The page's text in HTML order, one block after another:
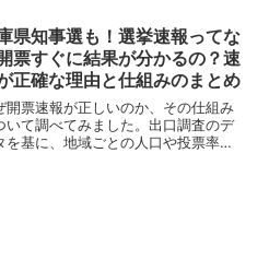
県知事選も！選挙速報ってな
票すぐに結果が分かるの？速
正確な理由と仕組みのまとめ
開票速報が正しいのか、その仕組み
いて調べてみました。出口調査のデ
を基に、地域ごとの人口や投票率の